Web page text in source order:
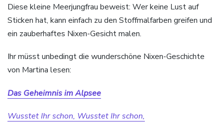
Diese kleine Meerjungfrau beweist: Wer keine Lust auf
Sticken hat, kann einfach zu den Stoffmalfarben greifen und
ein zauberhaftes Nixen-Gesicht malen.
Ihr müsst unbedingt die wunderschöne Nixen-Geschichte
von Martina lesen:
Das Geheimnis im Alpsee
Wusstet Ihr schon, Wusstet Ihr schon,